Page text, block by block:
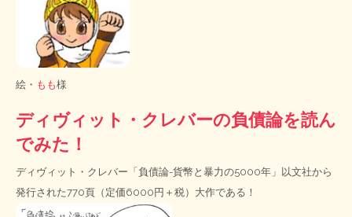
絵・ もも様
ディヴィット・クレバーの負債論を読ん
でみた！
ディヴィット・クレバー「負債論-貨幣と暴力の5000年」以文社から
発行された770頁（定価6000円＋税）大作である！